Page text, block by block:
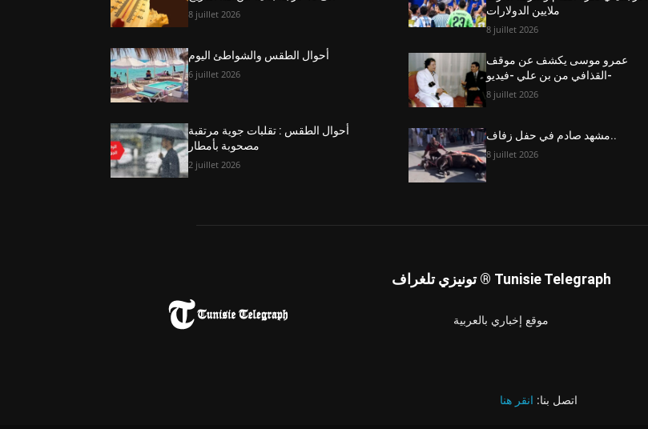
8 juillet 2026
أحوال الطقس والشواطئ اليوم
6 juillet 2026
أحوال الطقس : تقلبات جوية مرتقبة
مصحوبة بأمطار
2 juillet 2026
ملايين الدولارات
8 juillet 2026
عمرو موسى يكشف عن موقف
القذافي من بن علي -فيديو-
8 juillet 2026
مشهد صادم في حفل زفاف..
8 juillet 2026
تونيزي تلغراف ® Tunisie Telegraph
موقع إخباري بالعربية
اتصل بنا: انقر هنا